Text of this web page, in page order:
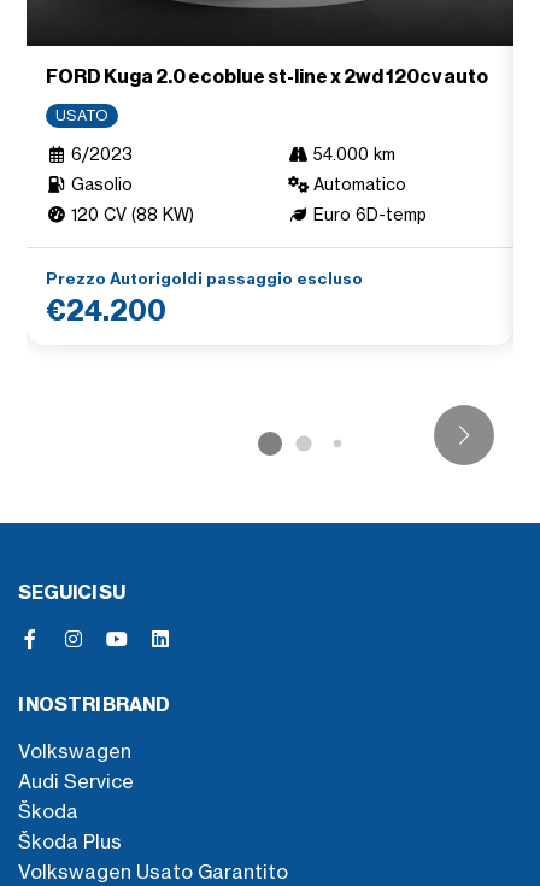
FORD Kuga 2.0 ecoblue st-line x 2wd 120cv auto
USATO
6/2023
54.000 km
Gasolio
Automatico
120 CV (88 KW)
Euro 6D-temp
Prezzo Autorigoldi passaggio escluso
€24.200
SEGUICI SU
I NOSTRI BRAND
Volkswagen
Audi Service
Škoda
Škoda Plus
Volkswagen Usato Garantito